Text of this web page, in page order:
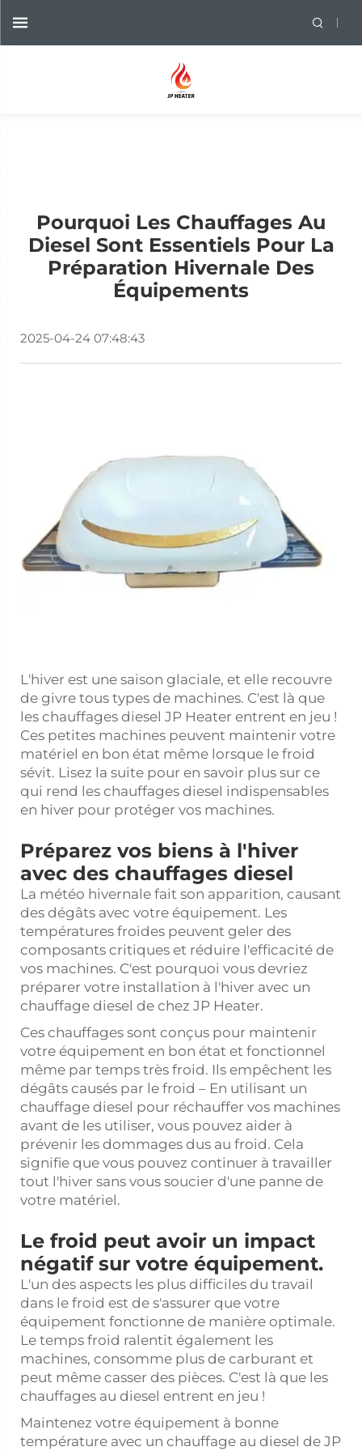
Pourquoi Les Chauffages Au
Diesel Sont Essentiels Pour La
Préparation Hivernale Des
Équipements
2025-04-24 07:48:43
L'hiver est une saison glaciale, et elle recouvre
de givre tous types de machines. C'est là que
les chauffages diesel JP Heater entrent en jeu !
Ces petites machines peuvent maintenir votre
matériel en bon état même lorsque le froid
sévit. Lisez la suite pour en savoir plus sur ce
qui rend les chauffages diesel indispensables
en hiver pour protéger vos machines.
Préparez vos biens à l'hiver
avec des chauffages diesel
La météo hivernale fait son apparition, causant
des dégâts avec votre équipement. Les
températures froides peuvent geler des
composants critiques et réduire l'efficacité de
vos machines. C'est pourquoi vous devriez
préparer votre installation à l'hiver avec un
chauffage diesel de chez JP Heater.
Ces chauffages sont conçus pour maintenir
votre équipement en bon état et fonctionnel
même par temps très froid. Ils empêchent les
dégâts causés par le froid – En utilisant un
chauffage diesel pour réchauffer vos machines
avant de les utiliser, vous pouvez aider à
prévenir les dommages dus au froid. Cela
signifie que vous pouvez continuer à travailler
tout l'hiver sans vous soucier d'une panne de
votre matériel.
Le froid peut avoir un impact
négatif sur votre équipement.
L'un des aspects les plus difficiles du travail
dans le froid est de s'assurer que votre
équipement fonctionne de manière optimale.
Le temps froid ralentit également les
machines, consomme plus de carburant et
peut même casser des pièces. C'est là que les
chauffages au diesel entrent en jeu !
Maintenez votre équipement à bonne
température avec un chauffage au diesel de JP